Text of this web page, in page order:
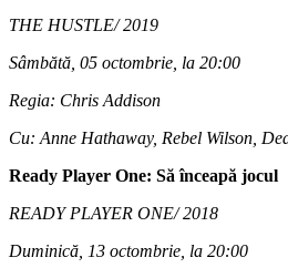
THE HUSTLE/ 2019
Sâmbătă, 05 octombrie, la 20:00
Regia: Chris Addison
Cu: Anne Hathaway, Rebel Wilson,
Ready Player One: Să înceapă jocul
READY PLAYER ONE/ 2018
Duminică, 13 octombrie, la 20:00